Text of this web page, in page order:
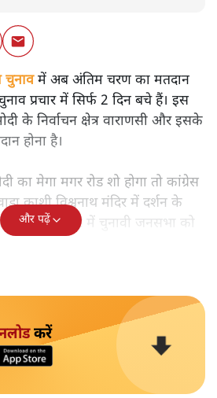
चुनावमें अब अंतिम चरण का मतदान
प्रचार में सिर्फ 2 दिन बचे हैं। इस
के निर्वाचन क्षेत्र वाराणसी और इसके
होना है।
का मेगा मगर रोड शो होगा तो कांग्रेस
काशी विश्वनाथ मंदिर में दर्शन के
फूलपुर मार्केट में चुनावी जनसभा को
और पढ़ें
करें